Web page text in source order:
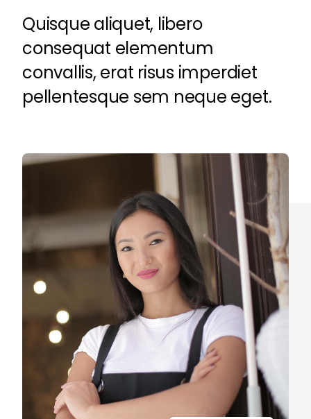
Quisque aliquet, libero
consequat elementum
convallis, erat risus imperdiet
pellentesque sem neque eget.